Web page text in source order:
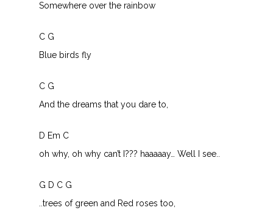
Somewhere over the rainbow
C G
Blue birds fly
C G
And the dreams that you dare to,
D Em C
oh why, oh why can’t I??? haaaaay… Well I see..
G D C G
..trees of green and Red roses too,